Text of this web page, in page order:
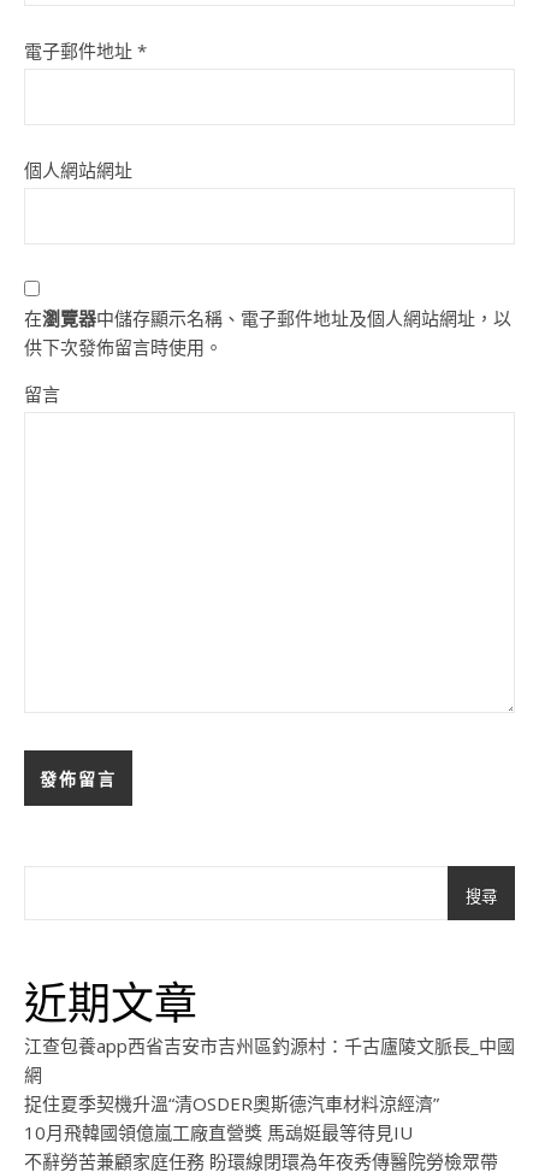
電子郵件地址 *
個人網站網址
在瀏覽器中儲存顯示名稱、電子郵件地址及個人網站網址，以
供下次發佈留言時使用。
留言
搜尋
近期文章
江查包養app西省吉安市吉州區釣源村：千古廬陵文脈長_中國
網
捉住夏季契機升溫“清OSDER奧斯德汽車材料涼經濟”
10月飛韓國領億嵐工廠直營獎 馬䲰娗最等待見IU
不辭勞苦兼顧家庭任務 盼環線閉環為年夜秀傳醫院勞檢眾帶